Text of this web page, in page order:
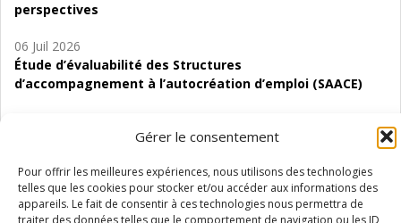
Gérer le consentement
Pour offrir les meilleures expériences, nous utilisons des technologies
telles que les cookies pour stocker et/ou accéder aux informations des
appareils. Le fait de consentir à ces technologies nous permettra de
traiter des données telles que le comportement de navigation ou les ID
perspectives
06 Juil 2026
Étude d’évaluabilité des Structures
d’accompagnement à l’autocréation d’emploi (SAACE)
Pénurie du personnel infirmier :quels indicateurs
Wallonie ?